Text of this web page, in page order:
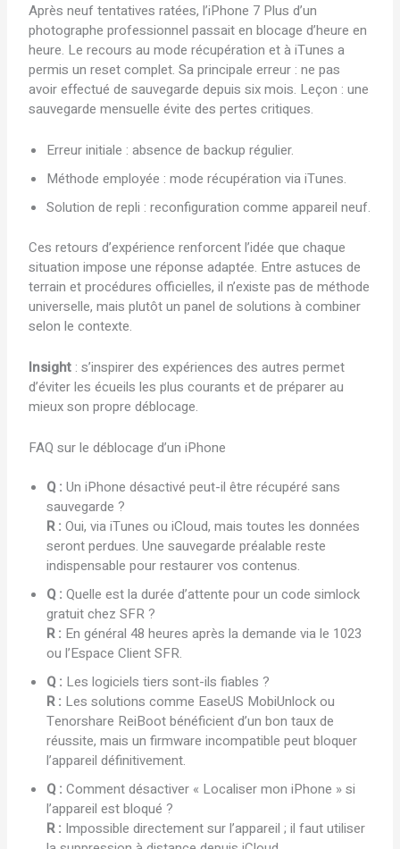
Après neuf tentatives ratées, l’iPhone 7 Plus d’un
photographe professionnel passait en blocage d’heure en
heure. Le recours au mode récupération et à iTunes a
permis un reset complet. Sa principale erreur : ne pas
avoir effectué de sauvegarde depuis six mois. Leçon : une
sauvegarde mensuelle évite des pertes critiques.
Erreur initiale : absence de backup régulier.
Méthode employée : mode récupération via iTunes.
Solution de repli : reconfiguration comme appareil neuf.
Ces retours d’expérience renforcent l’idée que chaque
situation impose une réponse adaptée. Entre astuces de
terrain et procédures officielles, il n’existe pas de méthode
universelle, mais plutôt un panel de solutions à combiner
selon le contexte.
Insight : s’inspirer des expériences des autres permet
d’éviter les écueils les plus courants et de préparer au
mieux son propre déblocage.
FAQ sur le déblocage d’un iPhone
Q : Un iPhone désactivé peut-il être récupéré sans
sauvegarde ?
R : Oui, via iTunes ou iCloud, mais toutes les données
seront perdues. Une sauvegarde préalable reste
indispensable pour restaurer vos contenus.
Q : Quelle est la durée d’attente pour un code simlock
gratuit chez SFR ?
R : En général 48 heures après la demande via le 1023
ou l’Espace Client SFR.
Q : Les logiciels tiers sont-ils fiables ?
R : Les solutions comme EaseUS MobiUnlock ou
Tenorshare ReiBoot bénéficient d’un bon taux de
réussite, mais un firmware incompatible peut bloquer
l’appareil définitivement.
Q : Comment désactiver « Localiser mon iPhone » si
l’appareil est bloqué ?
R : Impossible directement sur l’appareil ; il faut utiliser